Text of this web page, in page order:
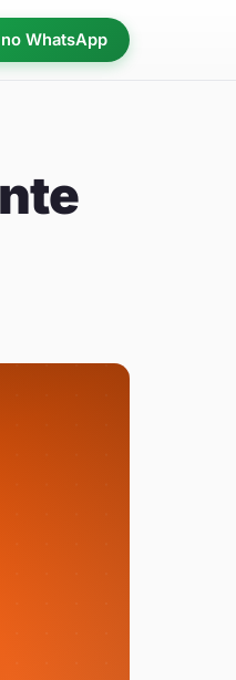
WhatsApp